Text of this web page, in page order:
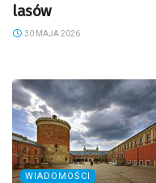
lasów
30 MAJA 2026
WIADOMOŚCI